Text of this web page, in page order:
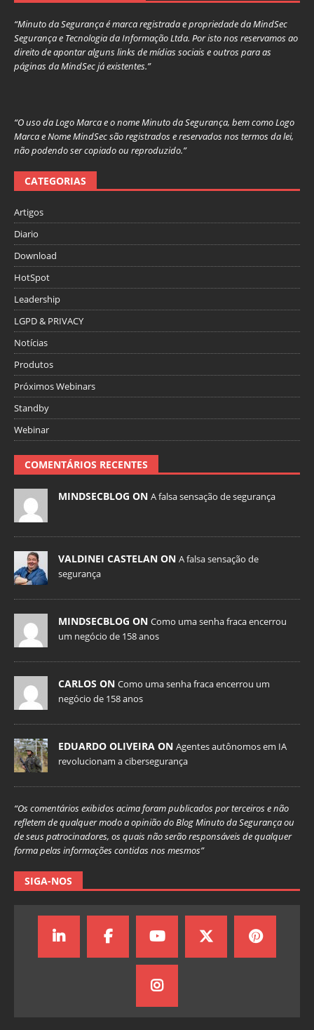
“Minuto da Segurança é marca registrada e propriedade da MindSec
Segurança e Tecnologia da Informação Ltda. Por isto nos reservamos ao
direito de apontar alguns links de mídias sociais e outros para as
páginas da MindSec já existentes.”
“O uso da Logo Marca e o nome Minuto da Segurança, bem como Logo
Marca e Nome MindSec são registrados e reservados nos termos da lei,
não podendo ser copiado ou reproduzido.”
CATEGORIAS
Artigos
Diario
Download
HotSpot
Leadership
LGPD & PRIVACY
Notícias
Produtos
Próximos Webinars
Standby
Webinar
COMENTÁRIOS RECENTES
MINDSECBLOG ON A falsa sensação de segurança
VALDINEI CASTELAN ON A falsa sensação de
segurança
MINDSECBLOG ON Como uma senha fraca encerrou
um negócio de 158 anos
CARLOS ON Como uma senha fraca encerrou um
negócio de 158 anos
EDUARDO OLIVEIRA ON Agentes autônomos em IA
revolucionam a cibersegurança
“Os comentários exibidos acima foram publicados por terceiros e não
refletem de qualquer modo a opinião do Blog Minuto da Segurança ou
de seus patrocinadores, os quais não serão responsáveis de qualquer
forma pelas informações contidas nos mesmos”
SIGA-NOS